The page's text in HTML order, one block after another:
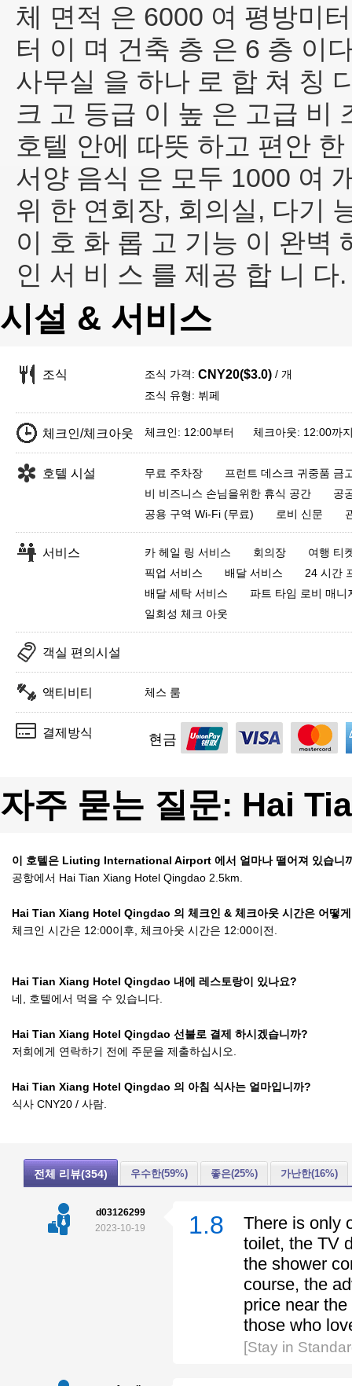
체 면적 은 6000 여 평방미
터 이 며 건축 층 은 6 층 이
사무실 을 하나 로 합 쳐 칭
크 고 등급 이 높 은 고급 비
호텔 안에 따뜻 하고 편안
서양 음식 은 모두 1000 여
위 한 연회장, 회의실, 다기
이 호 화 롭 고 기능 이 완벽
인 서 비 스 를 제공 합 니 다.
시설 & 서비스
조식 조식 가격: CNY20($3.0) / 개
조식 유형: 뷔페
체크인/체크아웃 체크인: 12:00부터 체크아웃: 12:00까
호텔 시설 무료 주차장
프런트 데스크 귀중품 금
비 비즈니스 손님을위한 휴식 공간
공
공용 구역 Wi-Fi (무료)
로비 신문
서비스 카 헤일 링 서비스 회의장
여행 티
픽업 서비스
배달 서비스
24 시간
배달 세탁 서비스
파트 타임 로비 매니
일회성 체크 아웃
객실 편의시설
액티비티 체스 룸
결제방식 현금
자주 묻는 질문: Hai
이 호텔은 Liuting International Airport 에서 얼마나 떨어져 있습니
공항에서 Hai Tian Xiang Hotel Qingdao 2.5km.
Hai Tian Xiang Hotel Qingdao 의 체크인 & 체크아웃 시간은 어떻
체크인 시간은 12:00이후, 체크아웃 시간은 12:00이전.
Hai Tian Xiang Hotel Qingdao 내에 레스토랑이 있나요?
네, 호텔에서 먹을 수 있습니다.
Hai Tian Xiang Hotel Qingdao 선불로 결제 하시겠습니까?
저희에게 연락하기 전에 주문을 제출하십시오.
Hai Tian Xiang Hotel Qingdao 의 아침 식사는 얼마입니까?
식사 CNY20 / 사람.
전체 리뷰(354) 우수한(59%) 좋은(25%) 가난한(16%)
d03126299
2023-10-19
1.8
There is only
toilet, the TV
the shower
course, the
price near
those who
[Stay in